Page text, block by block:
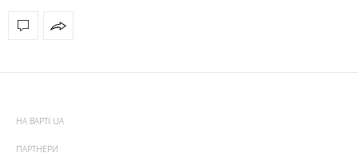
НА ВАРТІ UA
ПАРТНЕРИ